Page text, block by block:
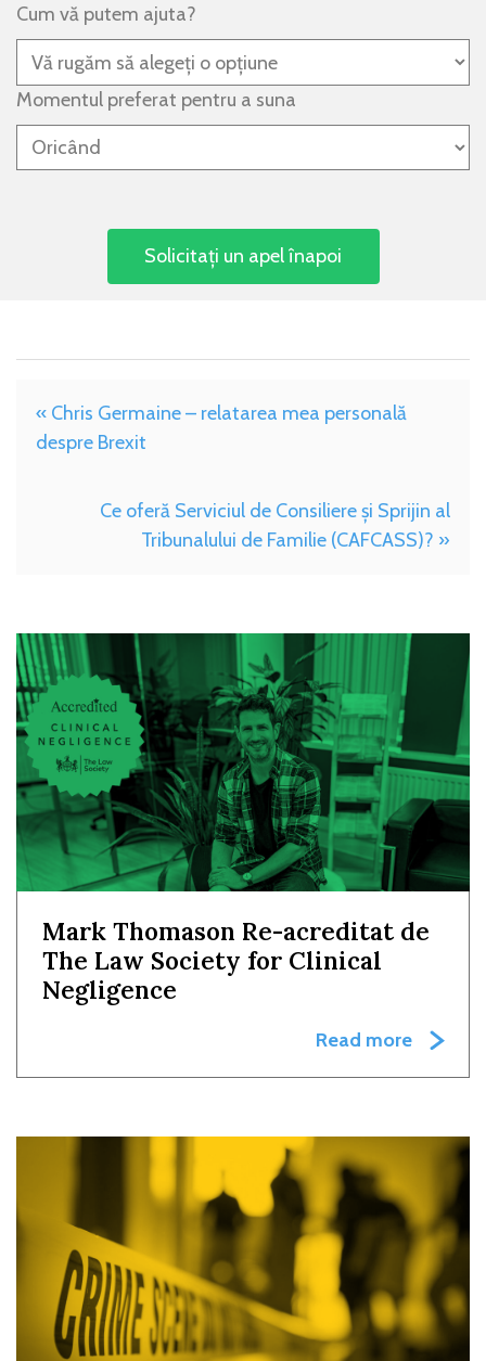
Cum vă putem ajuta?
Momentul preferat pentru a suna
« Chris Germaine – relatarea mea personală
despre Brexit
Ce oferă Serviciul de Consiliere și Sprijin al
Tribunalului de Familie (CAFCASS)? »
Mark Thomason Re-acreditat de
The Law Society for Clinical
Negligence
Read more